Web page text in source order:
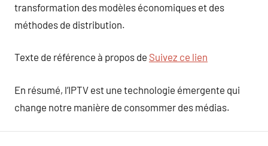
transformation des modèles économiques et des
méthodes de distribution.
Texte de référence à propos de Suivez ce lien
En résumé, l’IPTV est une technologie émergente qui
change notre manière de consommer des médias.